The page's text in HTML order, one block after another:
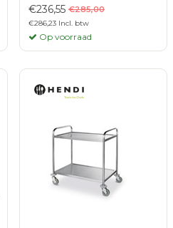
€236,55 €285,00
€286,23 Incl. btw
Op voorraad